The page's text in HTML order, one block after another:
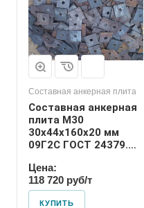
Составная анкерная плита
Составная анкерная
плита М30
30х44х160х20 мм
09Г2С ГОСТ 24379.1-
Цена:
118 720 руб/т
КУПИТЬ
Номер диаметра
резьбы
М24
Размер резьбы
М24